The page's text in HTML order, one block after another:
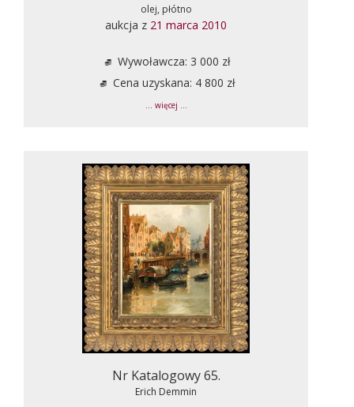
olej, płótno
aukcja z 21 marca 2010
Wywoławcza: 3 000 zł
Cena uzyskana: 4 800 zł
... więcej ...
Nr Katalogowy 65.
Erich Demmin